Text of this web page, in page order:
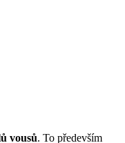
vousů. To především